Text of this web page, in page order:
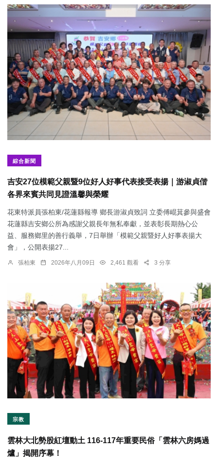
綜合新聞
吉安27位模範父親暨9位好人好事代表接受表揚｜游淑貞偕
各界來賓共同見證溫馨與榮耀
花東特派員張柏東/花蓮縣報導 鄉長游淑貞致詞 立委傅崐萁參與盛會
花蓮縣吉安鄉公所為感謝父親長年無私奉獻，並表彰長期熱心公
益、服務鄉里的善行義舉，7日舉辦「模範父親暨好人好事表揚大
會」，公開表揚27...
張柏東 2026年八月09日 2,461 觀看 3 分享
宗教
雲林大北勢股紅壇動土 116-117年重要民俗「雲林六房媽過
爐」揭開序幕！